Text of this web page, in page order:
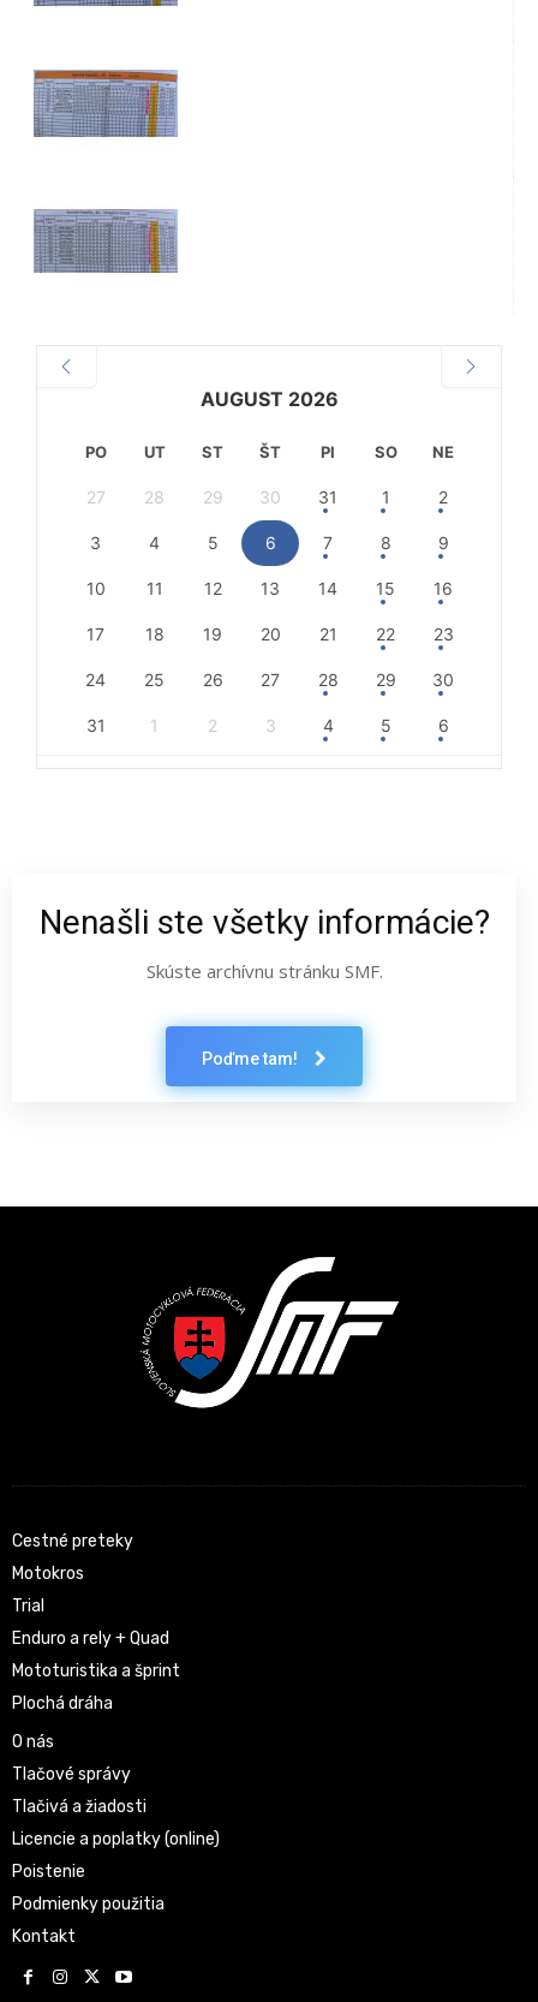
AUGUST 2026
PO UT ST ŠT PI SO NE
27 28 29 30 31 1 2
3 4 5 6 7 8 9
10 11 12 13 14 15 16
17 18 19 20 21 22 23
24 25 26 27 28 29 30
31 1 2 3 4 5 6
Nenašli ste všetky informácie?
Skúste archívnu stránku SMF.
Poďme tam!
Cestné preteky
Motokros
Trial
Enduro a rely + Quad
Mototuristika a šprint
Plochá dráha
O nás
Tlačové správy
Tlačivá a žiadosti
Licencie a poplatky (online)
Poistenie
Podmienky použitia
Kontakt